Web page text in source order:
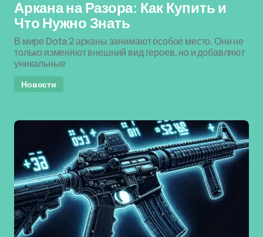
Аркана на Разора: Как Купить и
Что Нужно Знать
В мире Dota 2 арканы занимают особое место. Они не
только изменяют внешний вид героев, но и добавляют
уникальные
Новости